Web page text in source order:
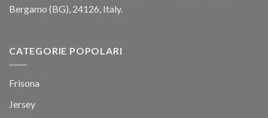
Bergamo (BG), 24126, Italy.
CATEGORIE POPOLARI
Frisona
Jersey